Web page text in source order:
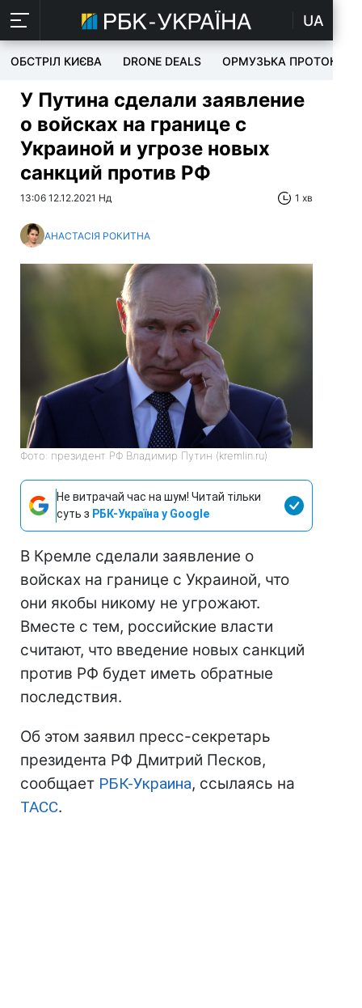
UA
ОБСТРІЛ КИЄВА DRONE DEALS ОРМУЗЬКА ПРОТОКА
У Путина сделали заявление
о войсках на границе с
Украиной и угрозе новых
санкций против РФ
13:06 12.12.2021 Нд 1 хв
АНАСТАСІЯ РОКИТНА
Фото: президент РФ Владимир Путин (kremlin.ru)
Не витрачай час на шум! Читай тільки
суть з РБК-Україна у Google
В Кремле сделали заявление о
войсках на границе с Украиной, что
они якобы никому не угрожают.
Вместе с тем, российские власти
считают, что введение новых санкций
против РФ будет иметь обратные
последствия.
Об этом заявил пресс-секретарь
президента РФ Дмитрий Песков,
сообщает РБК-Украина, ссылаясь на
ТАСС.